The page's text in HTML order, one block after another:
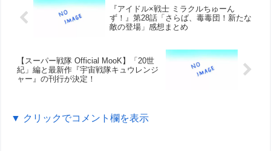
『アイドル×戦士 ミラクルちゅーん
ず！』第28話「さらば、毒毒団！新たな
敵の登場」感想まとめ
【スーパー戦隊 Official MooK】「20世
紀」編と最新作『宇宙戦隊キュウレンジ
ャー』の刊行が決定！
▼ クリックでコメント欄を表示